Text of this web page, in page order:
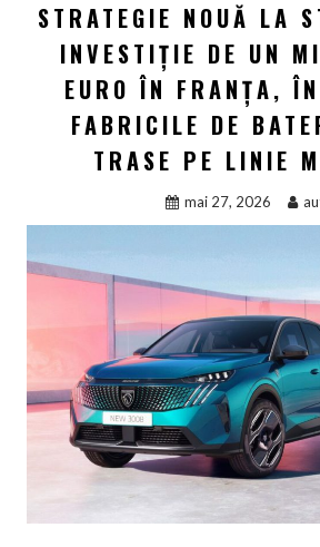
STRATEGIE NOUĂ LA
INVESTIȚIE DE UN
EURO ÎN FRANȚA,
FABRICILE DE
TRASE PE LINIE
mai 27, 2026